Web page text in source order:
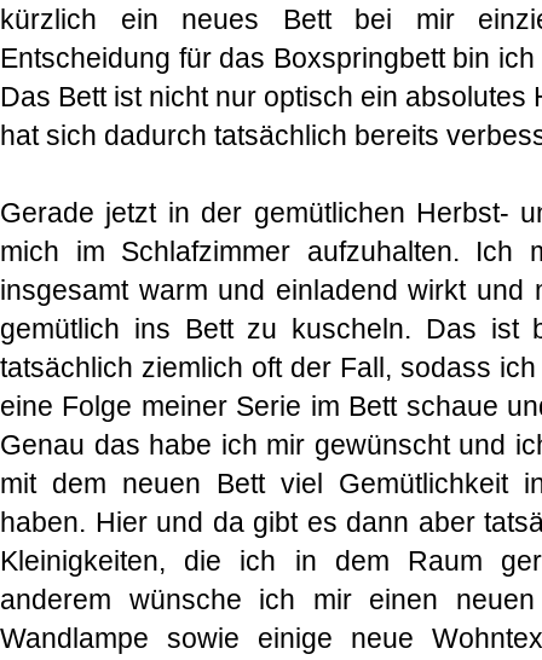
kürzlich ein neues Bett bei mir
Entscheidung für das Boxspringbett bin
Das Bett ist nicht nur optisch ein absolutes
hat sich dadurch tatsächlich bereits
Gerade jetzt in der gemütlichen Herbst-
mich im Schlafzimmer aufzuhalten. Ich
insgesamt warm und einladend wirkt und
gemütlich ins Bett zu kuscheln. Das ist
tatsächlich ziemlich oft der Fall, sodass
eine Folge meiner Serie im Bett schaue
Genau das habe ich mir gewünscht und
mit dem neuen Bett viel Gemütlichkeit
haben. Hier und da gibt es dann aber
Kleinigkeiten, die ich in dem Raum
anderem wünsche ich mir einen
Wandlampe sowie einige neue